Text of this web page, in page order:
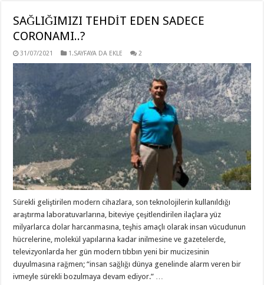
SAĞLIĞIMIZI TEHDİT EDEN SADECE
CORONAMI..?
31/07/2021 1.SAYFAYA DA EKLE 2
Sürekli geliştirilen modern cihazlara, son teknolojilerin kullanıldığı
araştırma laboratuvarlarına, biteviye çeşitlendirilen ilaçlara yüz
milyarlarca dolar harcanmasına, teşhis amaçlı olarak insan vücudunun
hücrelerine, molekül yapılarına kadar inilmesine ve gazetelerde,
televizyonlarda her gün modern tıbbın yeni bir mucizesinin
duyulmasına rağmen; “insan sağlığı dünya genelinde alarm veren bir
ivmeyle sürekli bozulmaya devam ediyor.” …